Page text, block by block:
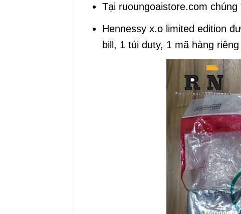
Tại ruoungoaistore.com
Hennessy x.o limited edition
bill, 1 túi duty, 1 mã hàng riêng